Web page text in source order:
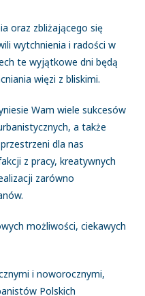
oraz zbliżającego się
wytchnienia i radości w
te wyjątkowe dni będą
więzi z bliskimi.
Wam wiele sukcesów
a także
dla nas
z pracy, kreatywnych
zarówno
możliwości, ciekawych
i noworocznymi,
Polskich